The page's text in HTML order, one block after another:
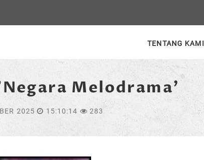
TENTANG KAMI
Melodrama'
2025 15:10:14 283